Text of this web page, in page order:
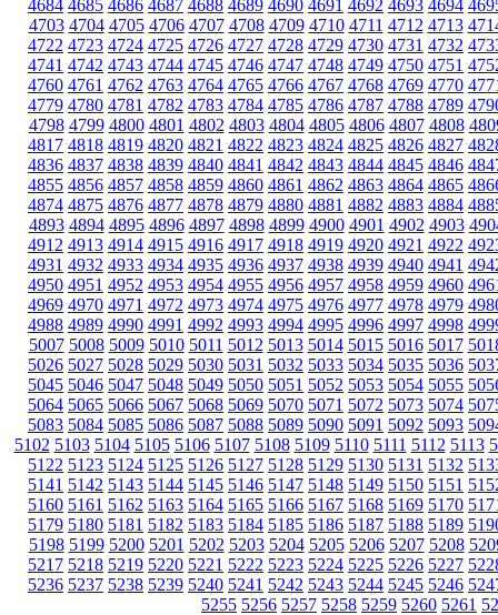
4684 4685 4686 4687 4688 4689 4690 4691 4692 4693 4694
4703 4704 4705 4706 4707 4708 4709 4710 4711 4712 4713
4722 4723 4724 4725 4726 4727 4728 4729 4730 4731 4732
4741 4742 4743 4744 4745 4746 4747 4748 4749 4750 4751
4760 4761 4762 4763 4764 4765 4766 4767 4768 4769 4770
4779 4780 4781 4782 4783 4784 4785 4786 4787 4788 4789
4798 4799 4800 4801 4802 4803 4804 4805 4806 4807 4808
4817 4818 4819 4820 4821 4822 4823 4824 4825 4826 4827
4836 4837 4838 4839 4840 4841 4842 4843 4844 4845 4846
4855 4856 4857 4858 4859 4860 4861 4862 4863 4864 4865
4874 4875 4876 4877 4878 4879 4880 4881 4882 4883 4884
4893 4894 4895 4896 4897 4898 4899 4900 4901 4902 4903
4912 4913 4914 4915 4916 4917 4918 4919 4920 4921 4922
4931 4932 4933 4934 4935 4936 4937 4938 4939 4940 4941
4950 4951 4952 4953 4954 4955 4956 4957 4958 4959 4960
4969 4970 4971 4972 4973 4974 4975 4976 4977 4978 4979
4988 4989 4990 4991 4992 4993 4994 4995 4996 4997 4998
5007 5008 5009 5010 5011 5012 5013 5014 5015 5016 5017
5026 5027 5028 5029 5030 5031 5032 5033 5034 5035 5036
5045 5046 5047 5048 5049 5050 5051 5052 5053 5054 5055
5064 5065 5066 5067 5068 5069 5070 5071 5072 5073 5074
5083 5084 5085 5086 5087 5088 5089 5090 5091 5092 5093
5102 5103 5104 5105 5106 5107 5108 5109 5110 5111 5112 5113
5122 5123 5124 5125 5126 5127 5128 5129 5130 5131 5132
5141 5142 5143 5144 5145 5146 5147 5148 5149 5150 5151
5160 5161 5162 5163 5164 5165 5166 5167 5168 5169 5170
5179 5180 5181 5182 5183 5184 5185 5186 5187 5188 5189
5198 5199 5200 5201 5202 5203 5204 5205 5206 5207 5208
5217 5218 5219 5220 5221 5222 5223 5224 5225 5226 5227
5236 5237 5238 5239 5240 5241 5242 5243 5244 5245 5246
5255 5256 5257 5258 5259 5260 5261